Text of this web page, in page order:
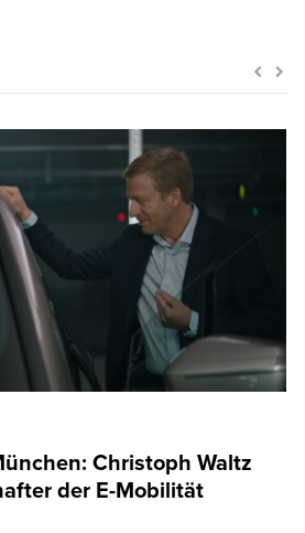
Christoph Waltz
der E-Mobilität